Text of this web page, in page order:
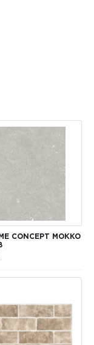
CONCEPT МОККО